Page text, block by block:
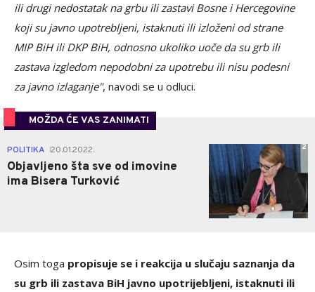
ili drugi nedostatak na grbu ili zastavi Bosne i Hercegovine
koji su javno upotrebljeni, istaknuti ili izloženi od strane
MIP BiH ili DKP BiH, odnosno ukoliko uoče da su grb ili
zastava izgledom nepodobni za upotrebu ili nisu podesni
za javno izlaganje", navodi se u odluci.
MOŽDA ĆE VAS ZANIMATI
POLITIKA 20.01.2022.
Objavljeno šta sve od imovine
ima Bisera Turković
2
Osim toga propisuje se i reakcija u slučaju saznanja da
su grb ili zastava BiH javno upotrijebljeni, istaknuti ili